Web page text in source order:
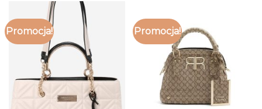
Promocja! Promocja!